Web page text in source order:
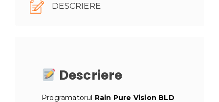
DESCRIERE
Descriere
Programatorul Rain Pure Vision BLD